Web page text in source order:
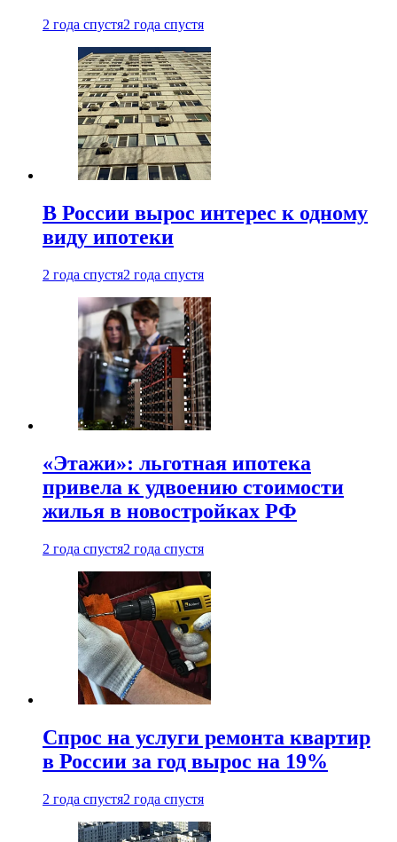
2 года спустя2 года спустя
В России вырос интерес к одному
виду ипотеки
2 года спустя2 года спустя
«Этажи»: льготная ипотека
привела к удвоению стоимости
жилья в новостройках РФ
2 года спустя2 года спустя
Спрос на услуги ремонта квартир
в России за год вырос на 19%
2 года спустя2 года спустя